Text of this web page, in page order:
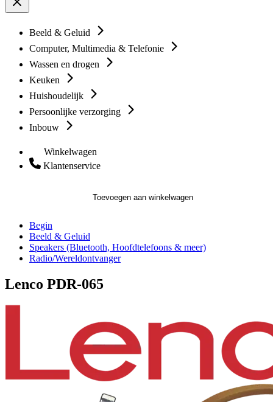
Beeld & Geluid
Computer, Multimedia & Telefonie
Wassen en drogen
Keuken
Huishoudelijk
Persoonlijke verzorging
Inbouw
Winkelwagen
Klantenservice
Toevoegen aan winkelwagen
Begin
Beeld & Geluid
Speakers (Bluetooth, Hoofdtelefoons & meer)
Radio/Wereldontvanger
Lenco PDR-065